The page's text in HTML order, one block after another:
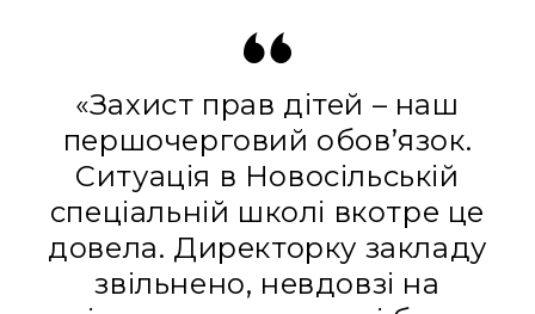
«Захист прав дітей – наш
першочерговий обов’язок.
Ситуація в Новосільській
спеціальній школі вкотре це
довела. Директорку закладу
звільнено, невдовзі на